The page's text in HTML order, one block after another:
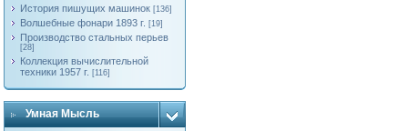
История пишущих машинок [136]
Волшебные фонари 1893 г. [19]
Производство стальных перьев
[28]
Коллекция вычислительной
техники 1957 г. [116]
Умная Мысль